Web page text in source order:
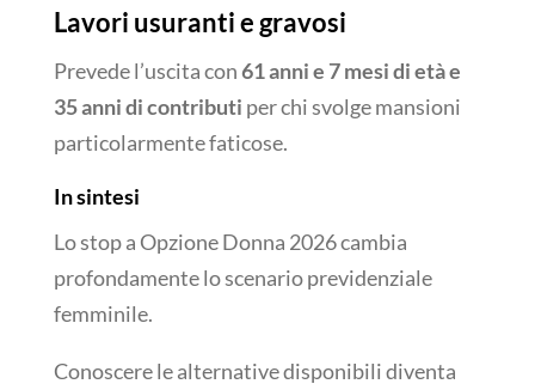
Lavori usuranti e gravosi
Prevede l’uscita con61 anni e 7 mesi di età e
35 anni di contributi per chi svolge mansioni
particolarmente faticose.
In sintesi
Lo stop a Opzione Donna 2026 cambia
profondamente lo scenario previdenziale
femminile.
Conoscere le alternative disponibili diventa